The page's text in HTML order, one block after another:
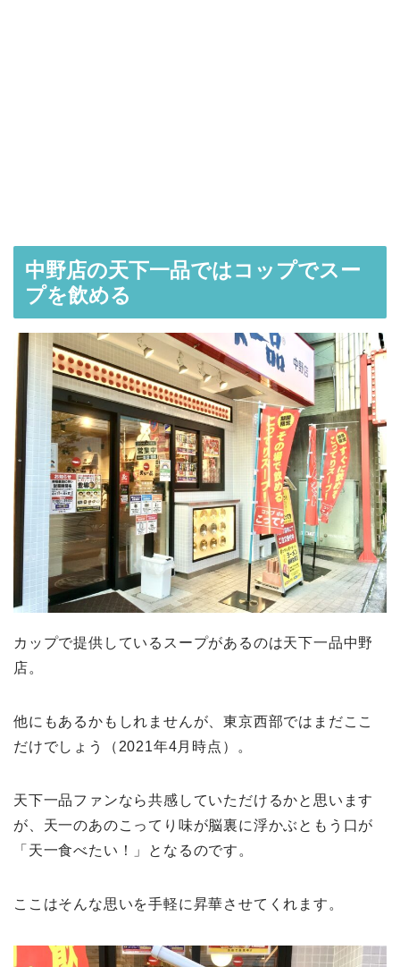
中野店の天下一品ではコップでスー
プを飲める
カップで提供しているスープがあるのは天下一品中野
店。
他にもあるかもしれませんが、東京西部ではまだここ
だけでしょう（2021年4月時点）。
天下一品ファンなら共感していただけるかと思います
が、天一のあのこってり味が脳裏に浮かぶともう口が
「天一食べたい！」となるのです。
ここはそんな思いを手軽に昇華させてくれます。